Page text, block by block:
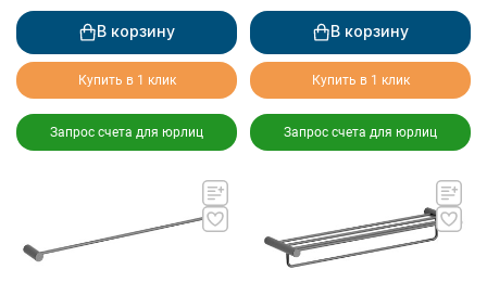
В корзину
Купить в 1 клик
Запрос счета для юрлиц
В корзину
Купить в 1 клик
Запрос счета для юрлиц